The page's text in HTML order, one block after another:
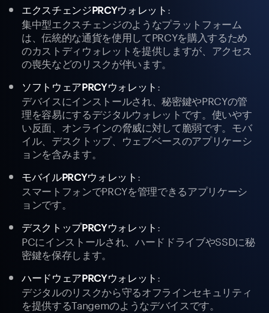
エクスチェンジPRCYウォレット :
集中型エクスチェンジのようなプラットフォーム
は、伝統的な通貨を使用してPRCYを購入するため
のカストディウォレットを提供しますが、アクセス
の喪失などのリスクが伴います。
ソフトウェアPRCYウォレット :
デバイスにインストールされ、秘密鍵やPRCYの管
理を容易にするデジタルウォレットです。使いやす
い反面、オンラインの脅威に対して脆弱です。モバ
イル、デスクトップ、ウェブベースのアプリケーシ
ョンを含みます。
モバイルPRCYウォレット :
スマートフォンでPRCYを管理できるアプリケーシ
ョンです。
デスクトップPRCYウォレット :
PCにインストールされ、ハードドライブやSSDに秘
密鍵を保存します。
ハードウェアPRCYウォレット :
デジタルのリスクから守るオフラインセキュリティ
を提供するTangemのようなデバイスです。